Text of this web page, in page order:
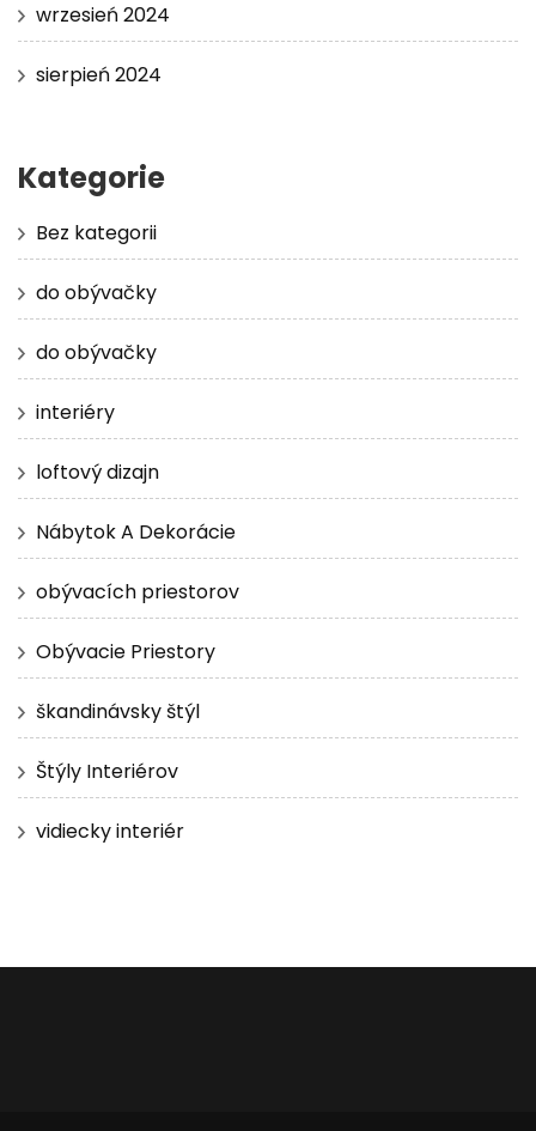
wrzesień 2024
sierpień 2024
Kategorie
Bez kategorii
do obývačky
do obývačky
interiéry
loftový dizajn
Nábytok A Dekorácie
obývacích priestorov
Obývacie Priestory
škandinávsky štýl
Štýly Interiérov
vidiecky interiér